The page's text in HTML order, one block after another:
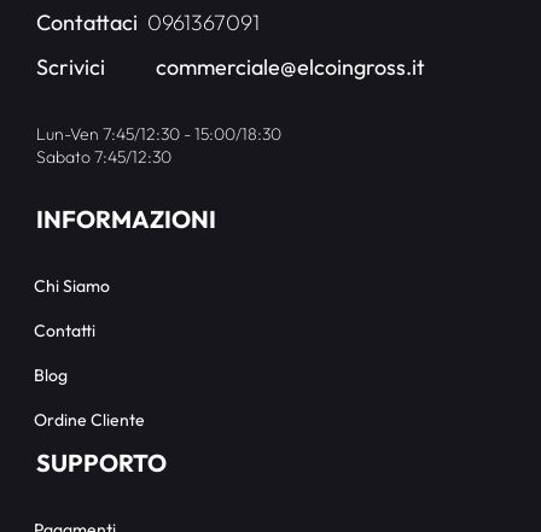
Contattaci 0961367091
Scrivici
commerciale@elcoingross.it
Lun-Ven 7:45/12:30 - 15:00/18:30
Sabato 7:45/12:30
INFORMAZIONI
Chi Siamo
Contatti
Blog
Ordine Cliente
SUPPORTO